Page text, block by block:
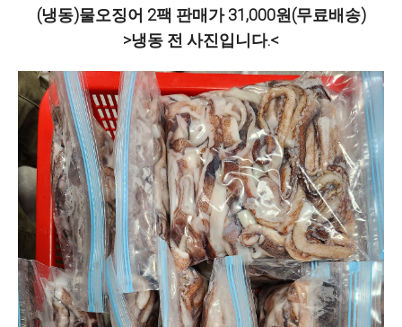
(냉동)물오징어 2팩 판매가 31,000원(무료배송)
>냉동 전 사진입니다.<